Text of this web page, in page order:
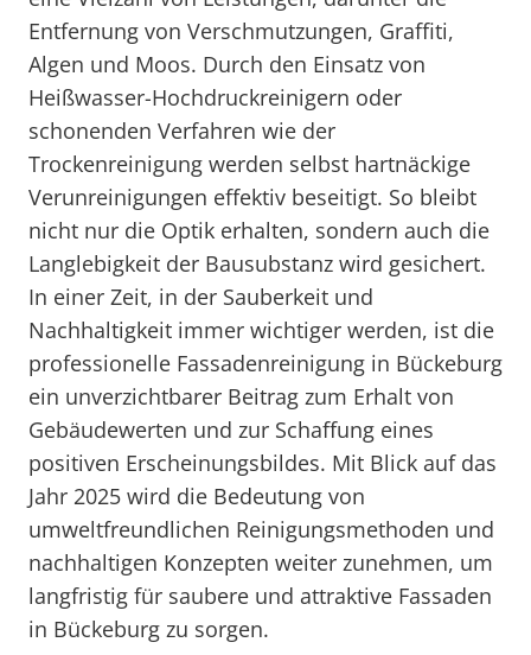
Entfernung von Verschmutzungen, Graffiti,
Algen und Moos. Durch den Einsatz von
Heißwasser-Hochdruckreinigern oder
schonenden Verfahren wie der
Trockenreinigung werden selbst hartnäckige
Verunreinigungen effektiv beseitigt. So bleibt
nicht nur die Optik erhalten, sondern auch die
Langlebigkeit der Bausubstanz wird gesichert.
In einer Zeit, in der Sauberkeit und
Nachhaltigkeit immer wichtiger werden, ist die
professionelle Fassadenreinigung in Bückeburg
ein unverzichtbarer Beitrag zum Erhalt von
Gebäudewerten und zur Schaffung eines
positiven Erscheinungsbildes. Mit Blick auf das
Jahr 2025 wird die Bedeutung von
umweltfreundlichen Reinigungsmethoden und
nachhaltigen Konzepten weiter zunehmen, um
langfristig für saubere und attraktive Fassaden
in Bückeburg zu sorgen.